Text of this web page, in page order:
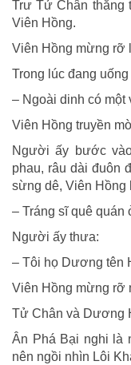
Trư Tử Chân thắng
Viên Hồng.
Viên Hồng mừng rỡ
Trong lúc đang
– Ngoài dinh có một
Viên Hồng truyền
Người ấy bước
phau, râu dài đuôn
sừng dê, Viên Hồng
– Tráng sĩ quê quán
Người ấy thưa:
– Tôi họ Dương tên
Viên Hồng mừng rỡ
Tử Chân và Dương
Ân Phá Bại nghi là
nên ngồi nhìn Lôi